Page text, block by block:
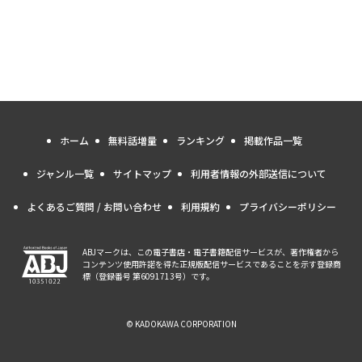
ホーム 無料話増量 ランキング 掲載作品一覧
ジャンル一覧 サイトマップ 利用者情報の外部送信について
よくあるご質問 / お問い合わせ 利用規約 プライバシーポリシー
ABJマークは、この電子書店・電子書籍配信サービスが、著作権者から
コンテンツ使用許諾を得た正規版配信サービスであることを示す登録商
標（登録番号 第6091713号）です。
© KADOKAWA CORPORATION